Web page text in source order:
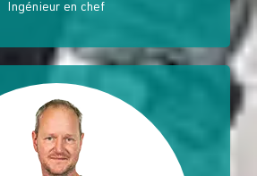
Ingénieur en chef